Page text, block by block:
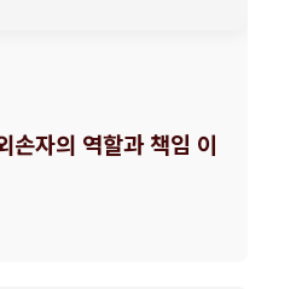
손자의 역할과 책임 이